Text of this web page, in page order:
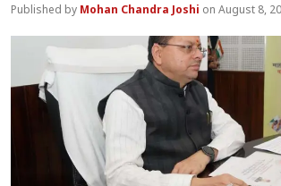
Mohan Chandra Joshi August 8,